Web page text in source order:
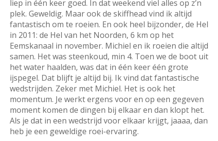
liep in één keer goed. In dat weekend viel alles op z’n
plek. Geweldig. Maar ook de skiffhead vind ik altijd
fantastisch om te roeien. En ook heel bijzonder, de Hel
in 2011: de Hel van het Noorden, 6 km op het
Eemskanaal in november. Michiel en ik roeien die altijd
samen. Het was steenkoud, min 4. Toen we de boot uit
het water haalden, was dat in één keer één grote
ijspegel. Dat blijft je altijd bij. Ik vind dat fantastische
wedstrijden. Zeker met Michiel. Het is ook het
momentum. Je werkt ergens voor en op een gegeven
moment komen de dingen bij elkaar en dan klopt het.
Als je dat in een wedstrijd voor elkaar krijgt, jaaaa, dan
heb je een geweldige roei-ervaring.